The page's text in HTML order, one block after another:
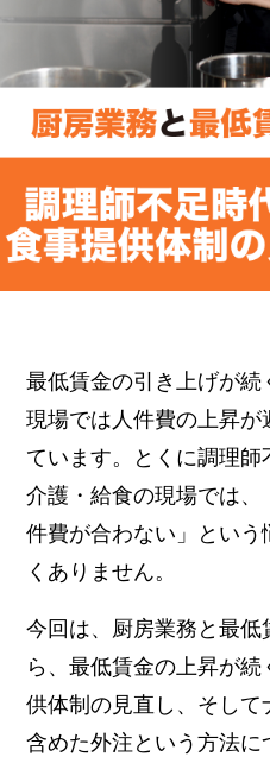
最低賃金の引き上げが
現場では人件費の上昇
ています。とくに調理師
介護・給食の現場では、
件費が合わない」とい
くありません。
今回は、厨房業務と最
ら、最低賃金の上昇が
供体制の見直し、そし
含めた外注という方法に